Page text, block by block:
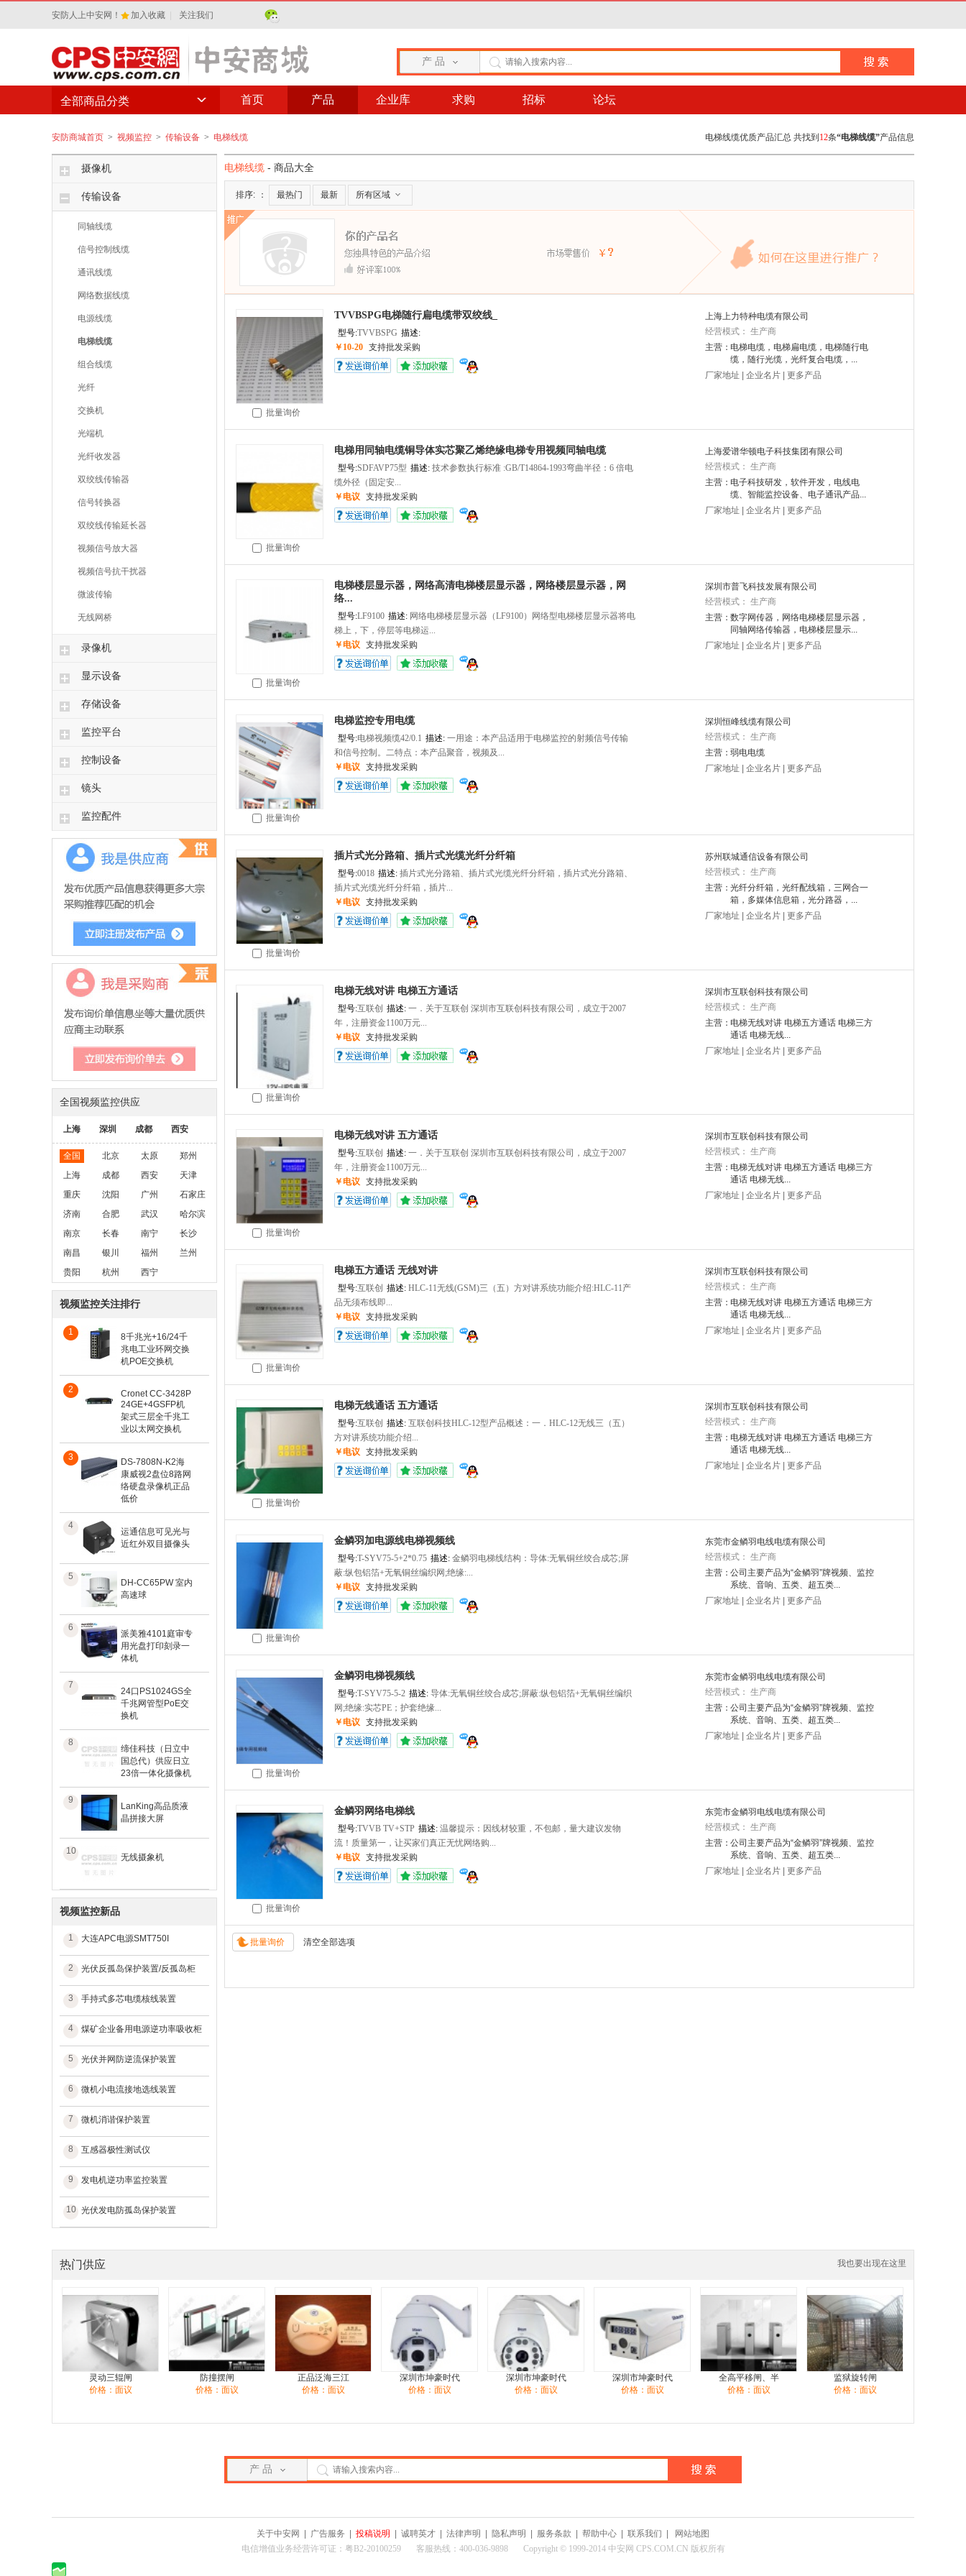
安防人上中安网！ 加入收藏 关注我们
产 品
首页 产品 企业库 求购 招标 论坛
全部商品分类
安防商城首页 > 视频监控 > 传输设备 > 电梯线缆 电梯线缆优质产品汇总 共找到 12条“电梯线缆”产品信息
摄像机
传输设备
同轴线缆
信号控制线缆
通讯线缆
网络数据线缆
电源线缆
电梯线缆
组合线缆
光纤
交换机
光端机
光纤收发器
双绞线传输器
信号转换器
双绞线传输延长器
视频信号放大器
视频信号抗干扰器
微波传输
无线网桥
录像机
显示设备
存储设备
监控平台
控制设备
镜头
监控配件
全国视频监控供应
上海 深圳 成都 西安
全国 北京 太原
郑州
上海
成都 西安
天津
重庆
沈阳 广州
石家庄
济南
合肥 武汉
哈尔滨
南京
长春 南宁
长沙
南昌
银川 福州
兰州
贵阳
杭州 西宁
视频监控关注排行
1
8千兆光+16/24千
兆电工业环网交换
机POE交换机
2
Cronet CC-3428P
24GE+4GSFP机
架式三层全千兆工
业以太网交换机
3
DS-7808N-K2海
康威视2盘位8路网
络硬盘录像机正品
低价
4
运通信息可见光与
近红外双目摄像头
5
DH-CC65PW 室内
高速球
6
派美雅4101庭审专
用光盘打印刻录一
体机
7
24口PS1024GS全
千兆网管型PoE交
换机
8
缔佳科技（日立中
国总代）供应日立
23倍一体化摄像机
9
LanKing高品质液
晶拼接大屏
10
无线摄象机
视频监控新品
1 大连APC电源SMT750I
2 光伏反孤岛保护装置/反孤岛柜
3 手持式多芯电缆核线装置
4 煤矿企业备用电源逆功率吸收柜
5 光伏并网防逆流保护装置
6 微机小电流接地选线装置
7 微机消谐保护装置
8 互感器极性测试仪
9 发电机逆功率监控装置
10 光伏发电防孤岛保护装置
电梯线缆 - 商品大全
排序: ： 最热门 最新 所有区域
批量询价
TVVBSPG电梯随行扁电缆带双绞线_
型号:TVVBSPG 描述:
￥10-20 支持批发采购
上海上力特种电缆有限公司
经营模式： 生产商
主营： 电梯电缆，电梯扁电缆，电梯随行电
缆，随行光缆，光纤复合电缆，...
厂家地址
企业名片 更多产品
批量询价
电梯用同轴电缆铜导体实芯聚乙烯绝缘电梯专用视频同轴电缆
型号:SDFAVP75型 描述: 技术参数执行标准 :GB/T14864-1993弯曲半径：6 倍电
缆外径（固定安...
￥电议 支持批发采购
上海爱谱华顿电子科技集团有限公司
经营模式： 生产商
主营： 电子科技研发，软件开发，电线电
缆、智能监控设备、电子通讯产品...
厂家地址
企业名片 更多产品
批量询价
电梯楼层显示器，网络高清电梯楼层显示器，网络楼层显示器，网
络...
型号:LF9100 描述: 网络电梯楼层显示器（LF9100）网络型电梯楼层显示器将电
梯上，下，停层等电梯运...
￥电议 支持批发采购
深圳市普飞科技发展有限公司
经营模式： 生产商
主营：数字网传器，网络电梯楼层显示器，
同轴网络传输器，电梯楼层显示...
厂家地址
企业名片 更多产品
批量询价
电梯监控专用电缆
型号:电梯视频缆42/0.1 描述: 一用途：本产品适用于电梯监控的射频信号传输
和信号控制。二特点：本产品聚音，视频及...
￥电议 支持批发采购
深圳恒峰线缆有限公司
经营模式： 生产商
主营：弱电电缆
厂家地址
企业名片 更多产品
批量询价
插片式光分路箱、插片式光缆光纤分纤箱
型号:0018 描述: 插片式光分路箱、插片式光缆光纤分纤箱，插片式光分路箱、
插片式光缆光纤分纤箱，插片...
￥电议 支持批发采购
苏州联城通信设备有限公司
经营模式： 生产商
主营：光纤分纤箱，光纤配线箱，三网合一
箱，多媒体信息箱，光分路器，...
厂家地址
企业名片 更多产品
批量询价
电梯无线对讲 电梯五方通话
型号:互联创 描述: 一．关于互联创 深圳市互联创科技有限公司，成立于2007
年，注册资金1100万元...
￥电议 支持批发采购
深圳市互联创科技有限公司
经营模式： 生产商
主营： 电梯无线对讲 电梯五方通话 电梯三方
通话 电梯无线...
厂家地址
企业名片 更多产品
批量询价
电梯无线对讲 五方通话
型号:互联创 描述: 一．关于互联创 深圳市互联创科技有限公司，成立于2007
年，注册资金1100万元...
￥电议 支持批发采购
深圳市互联创科技有限公司
经营模式： 生产商
主营： 电梯无线对讲 电梯五方通话 电梯三方
通话 电梯无线...
厂家地址
企业名片 更多产品
批量询价
电梯五方通话 无线对讲
型号:互联创 描述: HLC-11无线(GSM)三（五）方对讲系统功能介绍:HLC-11产
品无须布线即...
￥电议 支持批发采购
深圳市互联创科技有限公司
经营模式： 生产商
主营： 电梯无线对讲 电梯五方通话 电梯三方
通话 电梯无线...
厂家地址
企业名片 更多产品
批量询价
电梯无线通话 五方通话
型号:互联创 描述: 互联创科技HLC-12型产品概述：一．HLC-12无线三（五）
方对讲系统功能介绍...
￥电议 支持批发采购
深圳市互联创科技有限公司
经营模式： 生产商
主营： 电梯无线对讲 电梯五方通话 电梯三方
通话 电梯无线...
厂家地址
企业名片 更多产品
批量询价
金鳞羽加电源线电梯视频线
型号:T-SYV75-5+2*0.75 描述: 金鳞羽电梯线结构：导体:无氧铜丝绞合成芯;屏
蔽:纵包铝箔+无氧铜丝编织网;绝缘:...
￥电议 支持批发采购
东莞市金鳞羽电线电缆有限公司
经营模式： 生产商
主营：公司主要产品为“金鳞羽”牌视频、监控
系统、音响、五类、超五类...
厂家地址
企业名片 更多产品
批量询价
金鳞羽电梯视频线
型号:T-SYV75-5-2 描述: 导体:无氧铜丝绞合成芯;屏蔽:纵包铝箔+无氧铜丝编织
网;绝缘:实芯PE；护套绝缘...
￥电议 支持批发采购
东莞市金鳞羽电线电缆有限公司
经营模式： 生产商
主营：公司主要产品为“金鳞羽”牌视频、监控
系统、音响、五类、超五类...
厂家地址
企业名片 更多产品
批量询价
金鳞羽网络电梯线
型号:TVVB TV+STP 描述: ‍温馨提示：因线材较重，不包邮，量大建议发物
流！质量第一，让买家们真正无忧网络购...
￥电议 支持批发采购
东莞市金鳞羽电线电缆有限公司
经营模式： 生产商
主营：公司主要产品为“金鳞羽”牌视频、监控
系统、音响、五类、超五类...
厂家地址
企业名片 更多产品
热门供应 我也要出现在这里
灵动三辊闸
价格：面议
防撞摆闸
价格：面议
正品泛海三江
价格：面议
深圳市坤豪时代
价格：面议
深圳市坤豪时代
价格：面议
深圳市坤豪时代
价格：面议
全高平移闸、半
价格：面议
监狱旋转闸
价格：面议
产 品
关于中安网 广告服务 投稿说明 诚聘英才 法律声明 隐私声明 服务条款 帮助中心 联系我们
网站地图
电信增值业务经营许可证：粤B2-20100259 客服热线：400-036-9898 Copyright © 1999-2014 中安网 CPS.COM.CN 版权所有